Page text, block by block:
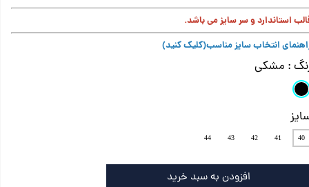
استاندارد و سر سایز می باشد.
انتخاب سایز مناسب(کلیک کنید)
: مشکی
40
41
42
43
44
افزودن به سبد خرید